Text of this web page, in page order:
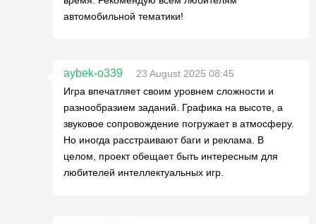
автомобильной тематики!
aybek-o339
23 August 2025 08:45
Игра впечатляет своим уровнем сложности и
разнообразием заданий. Графика на высоте, а
звуковое сопровождение погружает в атмосферу.
Но иногда расстраивают баги и реклама. В
целом, проект обещает быть интересным для
любителей интеллектуальных игр.